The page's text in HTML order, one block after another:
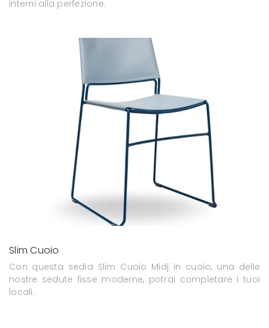
interni alla perfezione.
Slim Cuoio
Con questa sedia Slim Cuoio Midj in cuoio, una delle
nostre sedute fisse moderne, potrai completare i tuoi
locali.